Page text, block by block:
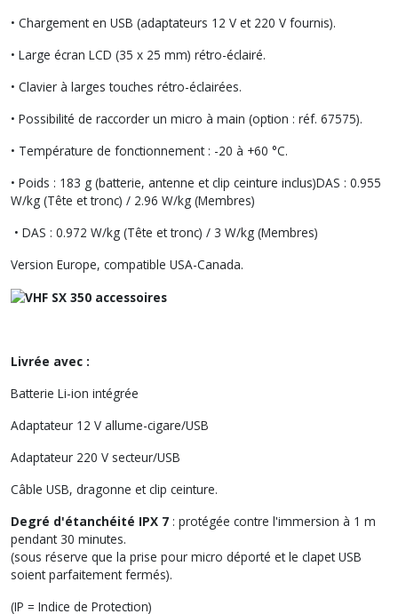
• Chargement en USB (adaptateurs 12 V et 220 V fournis).
• Large écran LCD (35 x 25 mm) rétro-éclairé.
• Clavier à larges touches rétro-éclairées.
• Possibilité de raccorder un micro à main (option : réf. 67575).
• Température de fonctionnement : -20 à +60 °C.
• Poids : 183 g (batterie, antenne et clip ceinture inclus)DAS : 0.955
W/kg (Tête et tronc) / 2.96 W/kg (Membres)
• DAS : 0.972 W/kg (Tête et tronc) / 3 W/kg (Membres)
Version Europe, compatible USA-Canada.
Livrée avec :
Batterie Li-ion intégrée
Adaptateur 12 V allume-cigare/USB
Adaptateur 220 V secteur/USB
Câble USB, dragonne et clip ceinture.
Degré d'étanchéité IPX 7 : protégée contre l'immersion à 1 m
pendant 30 minutes.
(sous réserve que la prise pour micro déporté et le clapet USB
soient parfaitement fermés).
(IP = Indice de Protection)